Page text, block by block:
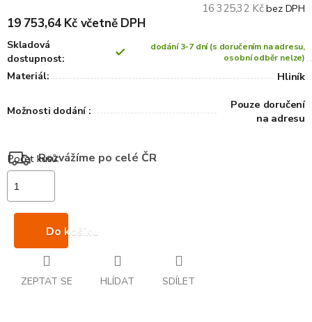
16 325,32 Kčbez DPH
19 753,64 Kč včetně DPH
Skladová
dostupnost:
dodání 3-7 dní (s doručením na adresu,
osobní odběr nelze)
Materiál: Hliník
Možnosti dodání :
Pouze doručení
na adresu
Rozvážíme po celé ČR
Do košíku
ZEPTAT SE HLÍDAT SDÍLET